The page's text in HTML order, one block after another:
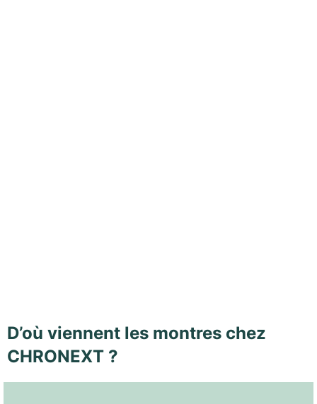
D’où viennent les montres chez
CHRONEXT ?